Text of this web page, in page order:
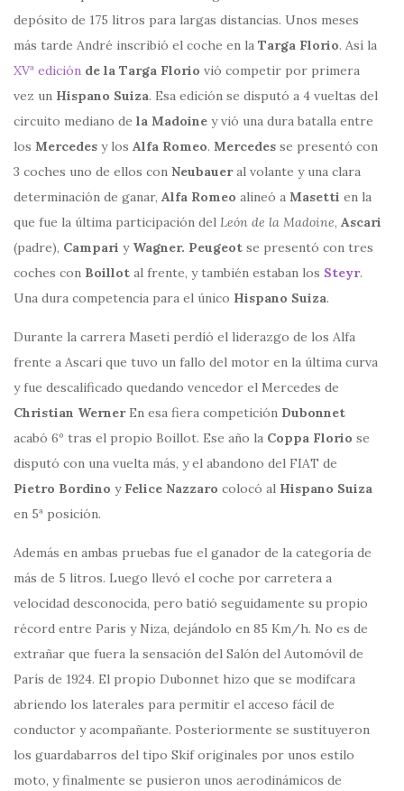
depósito de 175 litros para largas distancias. Unos meses
más tarde André inscribió el coche en la Targa Florio. Así la
XVª edición de la Targa Florio vió competir por primera
vez un Hispano Suiza. Esa edición se disputó a 4 vueltas del
circuito mediano de la Madoine y vió una dura batalla entre
los Mercedes y los Alfa Romeo. Mercedes se presentó con
3 coches uno de ellos con Neubaueral volante y una clara
determinación de ganar, Alfa Romeo alineó a Masetti en la
que fue la última participación del León de la Madoine, Ascari
(padre), Campari y Wagner. Peugeot se presentó con tres
coches con Boillot al frente, y también estaban los Steyr.
Una dura competencia para el único Hispano Suiza.
Durante la carrera Maseti perdíó el liderazgo de los Alfa
frente a Ascari que tuvo un fallo del motor en la última curva
y fue descalificado quedando vencedor el Mercedes de
Christian WernerEn esa fiera competición Dubonnet
acabó 6º tras el propio Boillot. Ese año la Coppa Florio se
disputó con una vuelta más, y el abandono del FIAT de
Pietro Bordino y Felice Nazzaro colocó al Hispano Suiza
en 5ª posición.
Además en ambas pruebas fue el ganador de la categoría de
más de 5 litros. Luego llevó el coche por carretera a
velocidad desconocida, pero batió seguidamente su propio
récord entre Paris y Niza, dejándolo en 85 Km/h. No es de
extrañar que fuera la sensación del Salón del Automóvil de
París de 1924. El propio Dubonnet hizo que se modifcara
abriendo los laterales para permitir el acceso fácil de
conductor y acompañante. Posteriormente se sustituyeron
los guardabarros del tipo Skif originales por unos estilo
moto, y finalmente se pusieron unos aerodinámicos de